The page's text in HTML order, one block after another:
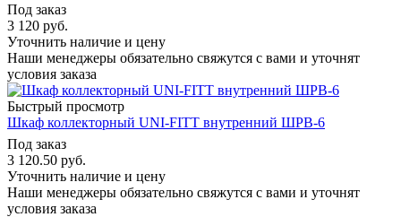
Под заказ
3 120 руб.
Уточнить наличие и цену
Наши менеджеры обязательно свяжутся с вами и уточнят
условия заказа
Быстрый просмотр
Шкаф коллекторный UNI-FITT внутренний ШРВ-6
Под заказ
3 120.50 руб.
Уточнить наличие и цену
Наши менеджеры обязательно свяжутся с вами и уточнят
условия заказа